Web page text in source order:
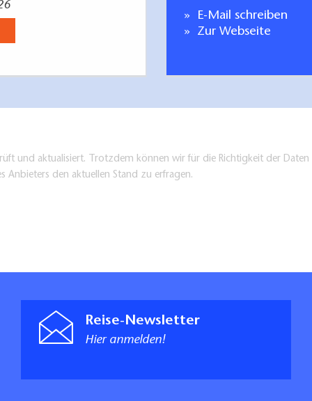
Jetzt
E-Mail schreiben
Zur Webseite
und aktualisiert. Trotzdem können wir für die Richtigkeit der
Anbieters den aktuellen Stand zu erfragen.
Reise-Newsletter
Hier anmelden!